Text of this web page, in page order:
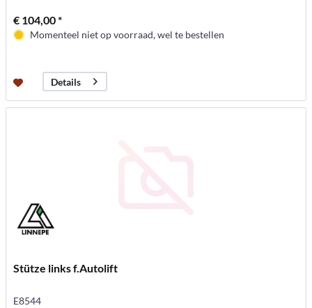
€ 104,00 *
Momenteel niet op voorraad, wel te bestellen
Details
Stütze links f.Autolift
E8544